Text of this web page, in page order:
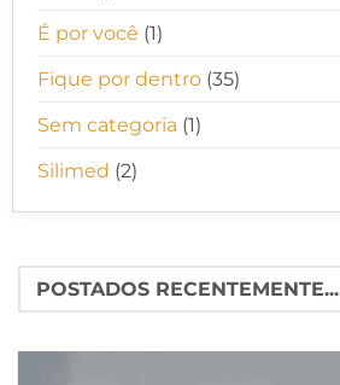
É por você (1)
Fique por dentro (35)
Sem categoria (1)
Silimed (2)
POSTADOS RECENTEMENTE...